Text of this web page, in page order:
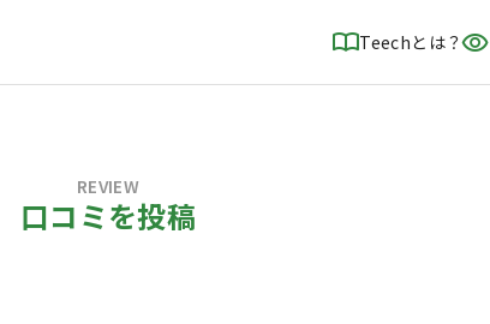
Teechとは？
REVIEW
口コミを投稿